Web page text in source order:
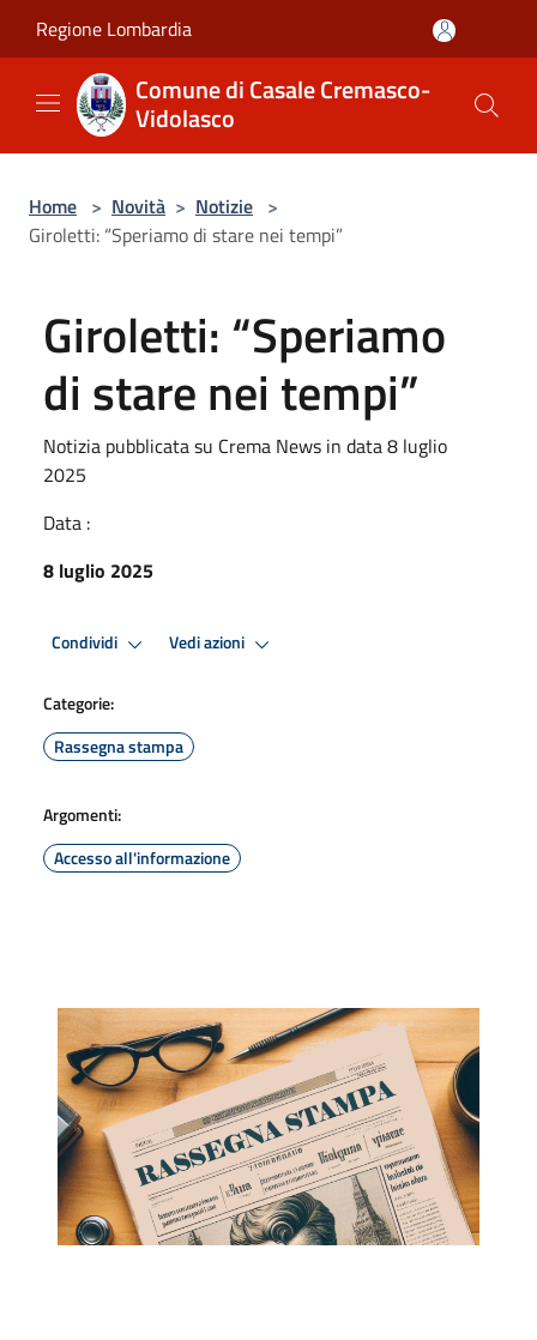
Regione Lombardia
Comune di Casale Cremasco-
Vidolasco
Home > Novità > Notizie >
Giroletti: “Speriamo di stare nei tempi”
Giroletti: “Speriamo
di stare nei tempi”
Notizia pubblicata su Crema News in data 8 luglio
2025
Data :
8 luglio 2025
Condividi Vedi azioni
Categorie:
Rassegna stampa
Argomenti:
Accesso all'informazione